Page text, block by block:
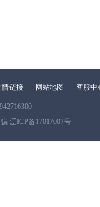
情链接 网站地图 客服中
辽ICP备17017007号